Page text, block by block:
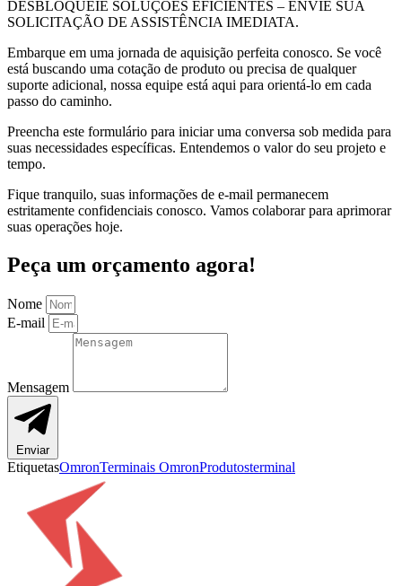
DESBLOQUEIE SOLUÇÕES EFICIENTES – ENVIE SUA
SOLICITAÇÃO DE ASSISTÊNCIA IMEDIATA.
Embarque em uma jornada de aquisição perfeita conosco. Se você
está buscando uma cotação de produto ou precisa de qualquer
suporte adicional, nossa equipe está aqui para orientá-lo em cada
passo do caminho.
Preencha este formulário para iniciar uma conversa sob medida para
suas necessidades específicas. Entendemos o valor do seu projeto e
tempo.
Fique tranquilo, suas informações de e-mail permanecem
estritamente confidenciais conosco. Vamos colaborar para aprimorar
suas operações hoje.
Peça um orçamento agora!
Nome
E-mail
Mensagem
Enviar
EtiquetasOmronTerminais OmronProdutosterminal